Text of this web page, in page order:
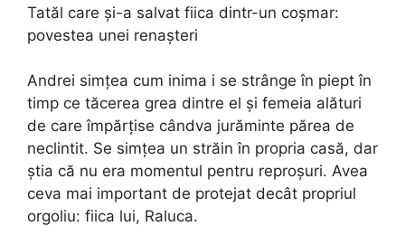
Tatăl care și-a salvat fiica dintr-un coșmar:
povestea unei renașteri
Andrei simțea cum inima i se strânge în piept în
timp ce tăcerea grea dintre el și femeia alături
de care împărțise cândva jurăminte părea de
neclintit. Se simțea un străin în propria casă, dar
știa că nu era momentul pentru reproșuri. Avea
ceva mai important de protejat decât propriul
orgoliu: fiica lui, Raluca.